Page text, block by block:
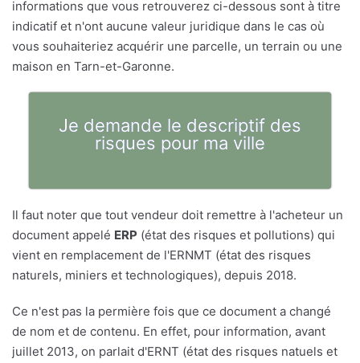
informations que vous retrouverez ci-dessous sont à titre
indicatif et n'ont aucune valeur juridique dans le cas où
vous souhaiteriez acquérir une parcelle, un terrain ou une
maison en Tarn-et-Garonne.
Je demande le descriptif des
risques pour ma ville
Il faut noter que tout vendeur doit remettre à l'acheteur un
document appelé ERP (état des risques et pollutions) qui
vient en remplacement de l'ERNMT (état des risques
naturels, miniers et technologiques), depuis 2018.
Ce n'est pas la permière fois que ce document a changé
de nom et de contenu. En effet, pour information, avant
juillet 2013, on parlait d'ERNT (état des risques natuels et